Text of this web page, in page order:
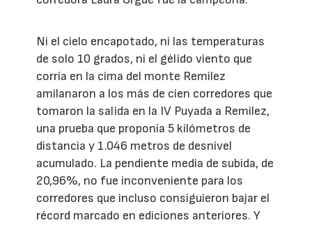
Ni el cielo encapotado, ni las temperaturas
de solo 10 grados, ni el gélido viento que
corría en la cima del monte Remilez
amilanaron a los más de cien corredores que
tomaron la salida en la IV Puyada a Remilez,
una prueba que proponía 5 kilómetros de
distancia y 1.046 metros de desnivel
acumulado. La pendiente media de subida, de
20,96%, no fue inconveniente para los
corredores que incluso consiguieron bajar el
récord marcado en ediciones anteriores. Y